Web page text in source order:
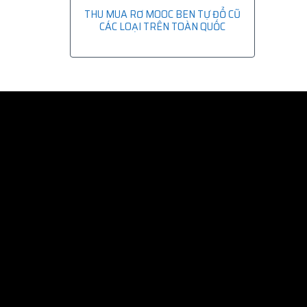
THU MUA RƠ MOOC BEN TỰ ĐỔ CŨ
CÁC LOẠI TRÊN TOÀN QUỐC